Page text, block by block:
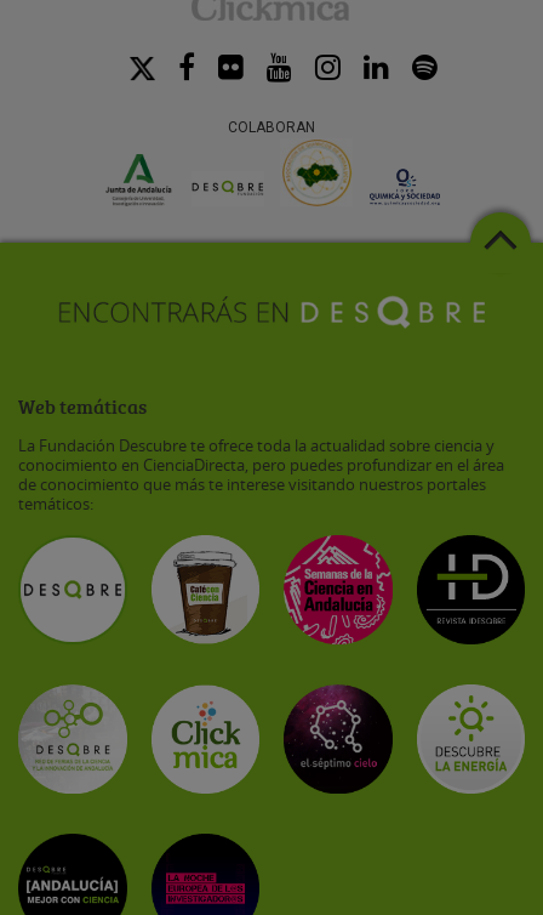
COLABORAN
Web temáticas
La Fundación Descubre te ofrece toda la actualidad sobre ciencia y
conocimiento en CienciaDirecta, pero puedes profundizar en el área
de conocimiento que más te interese visitando nuestros portales
temáticos: